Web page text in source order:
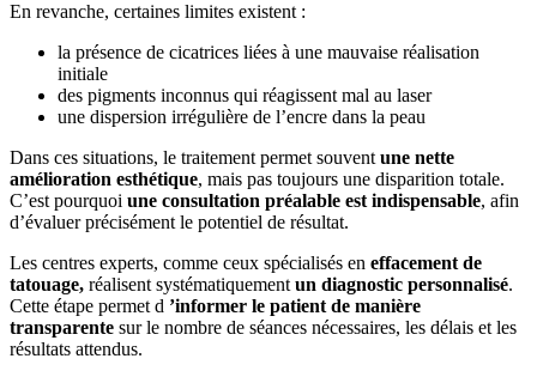
En revanche, certaines limites existent :
la présence de cicatrices liées à une mauvaise réalisation
initiale
des pigments inconnus qui réagissent mal au laser
une dispersion irrégulière de l’encre dans la peau
Dans ces situations, le traitement permet souvent une nette
amélioration esthétique, mais pas toujours une disparition totale.
C’est pourquoi une consultation préalable est indispensable, afin
d’évaluer précisément le potentiel de résultat.
Les centres experts, comme ceux spécialisés en effacement de
tatouage, réalisent systématiquement un diagnostic personnalisé.
Cette étape permet d ’informer le patient de manière
transparente sur le nombre de séances nécessaires, les délais et les
résultats attendus.